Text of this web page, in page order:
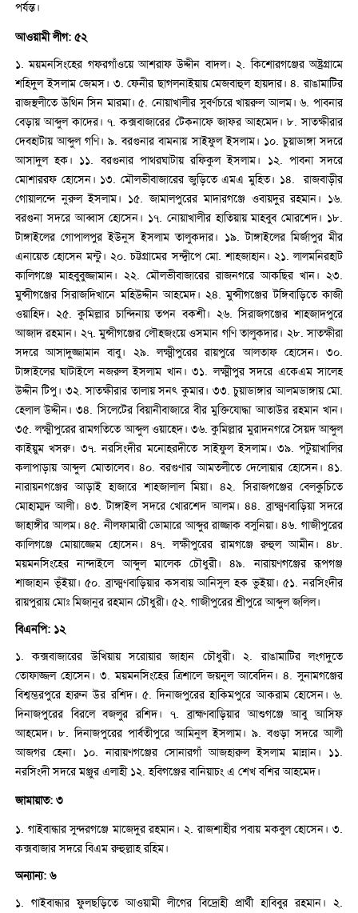
পর্যন্ত।
আওয়ামী লীগ: ৫২
১. ময়মনসিংহের গফরগাঁওয়ে আশরাফ উদ্দীন বাদল। ২. কিশোরগঞ্জের অষ্ট্রগ্রামে
শহিদুল ইসলাম জেমস। ৩. ফেনীর ছাগলনাইয়ায় মেজবাহুল হায়দার। ৪. রাঙামাটির
রাজস্থলীতে উথিন সিন মারমা। ৫. নোয়াখালীর সুবর্ণচরে খায়রুল আলম। ৬. পাবনার
বেড়ায় আব্দুল কাদের। ৭. কক্সবাজারের টেকনাফে জাফর আহমেদ। ৮. সাতক্ষীরার
দেবহাটায় আব্দুল গণি। ৯. বরগুনার বামনায় সাইফুল ইসলাম। ১০. চুয়াডাঙ্গা সদরে
আসাদুল হক। ১১. বরগুনার পাথরঘাটায় রফিকুল ইসলাম। ১২. পাবনা সদরে
মোশাররফ হোসেন। ১৩. মৌলভীবাজারের জুড়িতে এমএ মুহিত। ১৪. রাজবাড়ীর
গোয়ালন্দে নুরুল ইসলাম। ১৫. জামালপুরের মাদারগঞ্জে ওবায়দুর রহমান। ১৬.
বরগুনা সদরে আব্বাস হোসেন। ১৭. নোয়াখালীর হাতিয়ায় মাহবুব মোরশেদ। ১৮.
টাঙ্গাইলের গোপালপুর ইউনুস ইসলাম তালুকদার। ১৯. টাঙ্গাইলের মির্জাপুর মীর
এনায়েত হোসেন মন্টু। ২০. চট্টগ্রামের সন্দ্বীপে মো. শাহজাহান। ২১. লালমনিরহাট
কালিগঞ্জে মাহবুবুজ্জামান। ২২. মৌলভীবাজারের রাজনগরে আকছির খান। ২৩.
মুন্সীগঞ্জের সিরাজদিখানে মহিউদ্দীন আহমেদ। ২৪. মুন্সীগঞ্জের টঙ্গিবাড়িতে কাজী
ওয়াহিদ। ২৫. কুমিল্লার চান্দিনায় তপন বকশী। ২৬. সিরাজগঞ্জের শাহজাদপুরে
আজাদ রহমান। ২৭. মুন্সীগঞ্জের লৌহজংয়ে ওসমান গণি তালুকদার। ২৮. সাতক্ষীরা
সদরে আসাদুজ্জামান বাবু। ২৯. লক্ষ্মীপুরের রায়পুরে আলতাফ হোসেন। ৩০.
টাঙ্গাইলের ঘাটাইলে নজরুল ইসলাম খান। ৩১. লক্ষ্মীপুর সদরে একেএম সালেহ
উদ্দীন টিপু। ৩২. সাতক্ষীরার তালায় সনৎ কুমার। ৩৩. চুয়াডাঙ্গার আলমডাঙ্গায় মো.
হেলাল উদ্দীন। ৩৪. সিলেটের বিয়ানীবাজারে বীর মুক্তিযোদ্ধা আতাউর রহমান খান।
৩৫. লক্ষ্মীপুরের রামগতিতে আব্দুল ওয়াহেদ। ৩৬. কুমিল্লার মুরাদনগরে সৈয়দ আব্দুল
কাইয়ুম খসরু। ৩৭. নরসিংদীর মনোহরদীতে সাইফুল ইসলাম। ৩৯. পটুয়াখালির
কলাপাড়ায় আব্দুল মোতালেব। ৪০. বরগুণার আমতলীতে দেলোয়ার হোসেন। ৪১.
নারায়নগঞ্জের আড়াই হাজারে শাহজালাল মিয়া। ৪২. সিরাজগঞ্জের বেলকুচিতে
মোহাম্মদ আলী। ৪৩. টাঙ্গাইল সদরে খোরশেদ আলম। ৪৪. ব্রাক্ষ্মণবাড়িয়া সদরে
জাহাঙ্গীর আলম। ৪৫. নীলফামারী ডোমারে আব্দুর রাজ্জাক বসুনিয়া। ৪৬. গাজীপুরের
কালিগঞ্জে মোয়াজ্জেম হোসেন। ৪৭. লক্ষীপুরের রামগঞ্জে রুহুল আমীন। ৪৮.
ময়মনসিংহের নান্দাইলে আব্দুল মালেক চৌধুরী। ৪৯. নারায়ণগঞ্জের রূপগঞ্জ
শাজাহান ভূঁইয়া। ৫০. ব্রাক্ষ্মণবাড়িয়ার কসবায় আনিসুল হক ভুইয়া। ৫১. নরসিংদীর
রায়পুরায় মোঃ মিজানুর রহমান চৌধুরী। ৫২. গাজীপুরের শ্রীপুরে আব্দুল জলিল।
বিএনপি: ১২
১. কক্সবাজারের উখিয়ায় সরোয়ার জাহান চৌধুরী। ২. রাঙামাটির লংগদুতে
তোফাজ্জল হোসেন। ৩. ময়মনসিংহের ত্রিশালে জয়নুল আবেদিন। ৪. সুনামগঞ্জের
বিশ্বম্ভরপুরে হারুন উর রশিদ। ৫. দিনাজপুরের হাকিমপুরে আকরাম হোসেন। ৬.
দিনাজপুরের বিরলে বজলুর রশিদ। ৭. ব্রাহ্মণবাড়িয়ার আশুগঞ্জে আবু আসিফ
আহমেদ। ৮. দিনাজপুরের পার্বতীপুরে আমিনুল ইসলাম। ৯. বগুড়া সদরে আলী
আজগর হেনা। ১০. নারায়ণগঞ্জের সোনারগাঁ আজহারুল ইসলাম মান্নান। ১১.
নরসিংদী সদরে মঞ্জুর এলাহী ১২. হবিগঞ্জের বানিয়াচং এ শেখ বশির আহমেদ।
জামায়াত: ৩
১. গাইবান্ধার সুন্দরগঞ্জে মাজেদুর রহমান। ২. রাজশাহীর পবায় মকবুল হোসেন। ৩.
কক্সবাজার সদরে বিএম রুহুল্লাহ রহিম।
অন্যান্য: ৬
১. গাইবান্ধার ফুলছড়িতে আওয়ামী লীগের বিদ্রোহী প্রার্থী হাবিবুর রহমান। ২.